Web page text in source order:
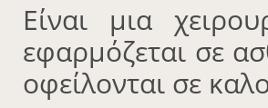
Είναι μια
εφαρμόζεται σε
οφείλονται σε